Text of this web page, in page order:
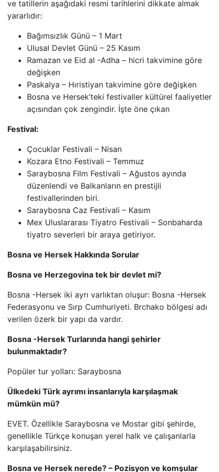
ve tatillerin aşağıdaki resmi tarihlerini dikkate almak
yararlıdır:
Bağımsızlık Günü – 1 Mart
Ulusal Devlet Günü – 25 Kasım
Ramazan ve Eid al -Adha – hicri takvimine göre
değişken
Paskalya – Hıristiyan takvimine göre değişken
Bosna ve Hersek’teki festivaller kültürel faaliyetler
açısından çok zengindir. İşte öne çıkan
Festival:
Çocuklar Festivali – Nisan
Kozara Etno Festivali – Temmuz
Saraybosna Film Festivali – Ağustos ayında
düzenlendi ve Balkanların en prestijli
festivallerinden biri.
Saraybosna Caz Festivali – Kasım
Mex Uluslararası Tiyatro Festivali – Sonbaharda
tiyatro severleri bir araya getiriyor.
Bosna ve Hersek Hakkında Sorular
Bosna ve Herzegovina tek bir devlet mi?
Bosna -Hersek iki ayrı varlıktan oluşur: Bosna -Hersek
Federasyonu ve Sırp Cumhuriyeti. Brchako bölgesi adı
verilen özerk bir yapı da vardır.
Bosna -Hersek Turlarında hangi şehirler
bulunmaktadır?
Popüler tur yolları: Saraybosna
Ülkedeki Türk ayrımı insanlarıyla karşılaşmak
mümkün mü?
EVET. Özellikle Saraybosna ve Mostar gibi şehirde,
genellikle Türkçe konuşan yerel halk ve çalışanlarla
karşılaşabilirsiniz.
Bosna ve Hersek nerede? – Pozisyon ve komşular